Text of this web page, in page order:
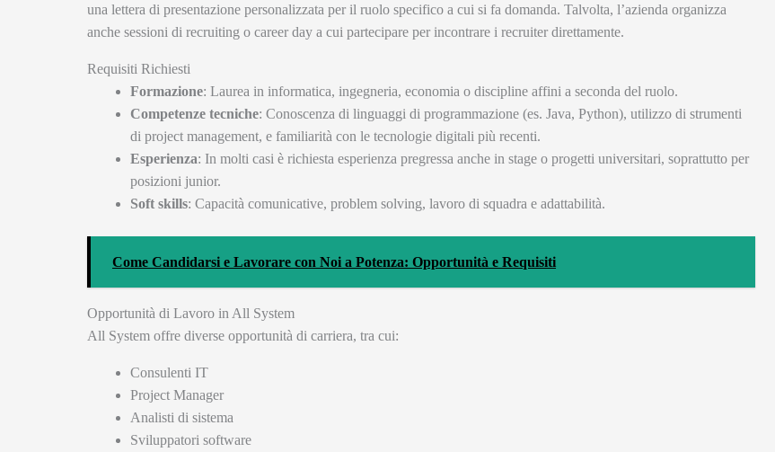
una lettera di presentazione personalizzata per il ruolo specifico a cui si fa domanda. Talvolta, l’azienda organizza
anche sessioni di recruiting o career day a cui partecipare per incontrare i recruiter direttamente.
Requisiti Richiesti
Formazione: Laurea in informatica, ingegneria, economia o discipline affini a seconda del ruolo.
Competenze tecniche: Conoscenza di linguaggi di programmazione (es. Java, Python), utilizzo di strumenti
di project management, e familiarità con le tecnologie digitali più recenti.
Esperienza: In molti casi è richiesta esperienza pregressa anche in stage o progetti universitari, soprattutto per
posizioni junior.
Soft skills: Capacità comunicative, problem solving, lavoro di squadra e adattabilità.
Come Candidarsi e Lavorare con Noi a Potenza: Opportunità e Requisiti
Opportunità di Lavoro in All System
All System offre diverse opportunità di carriera, tra cui:
Consulenti IT
Project Manager
Analisti di sistema
Sviluppatori software